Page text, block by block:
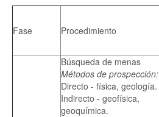
Fase Procedimiento
Búsqueda de menas
Métodos de prospección:
Directo - física, geología.
Indirecto - geofísica,
geoquímica.